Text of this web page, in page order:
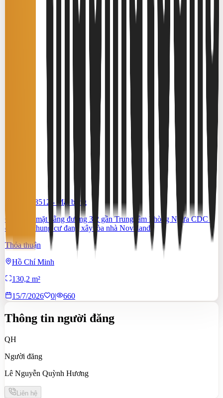
#TS46553512 -
Mặt bằng
Cho thuê mặt bằng đường 3/2 gần Trung tâm Phòng Ngừa CDC –
đối diện chung cư đang xây tòa nhà Novaland
Thỏa thuận
Hồ Chí Minh
130,2 m²
15/7/2026
0| 660
Thông tin người đăng
QH
Người đăng
Lê Nguyễn Quỳnh Hương
Liên hệ